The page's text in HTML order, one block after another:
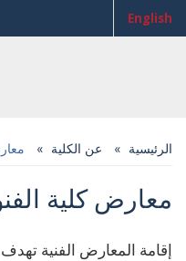
English
الرئيسية عن الكلية
معارض كلية
إقامة المعارض الفنية